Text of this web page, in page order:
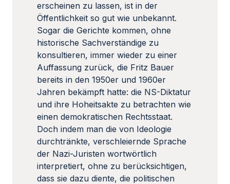
erscheinen zu lassen, ist in der
Öffentlichkeit so gut wie unbekannt.
Sogar die Gerichte kommen, ohne
historische Sachverständige zu
konsultieren, immer wieder zu einer
Auffassung zurück, die Fritz Bauer
bereits in den 1950er und 1960er
Jahren bekämpft hatte: die NS-Diktatur
und ihre Hoheitsakte zu betrachten wie
einen demokratischen Rechtsstaat.
Doch indem man die von Ideologie
durchtränkte, verschleiernde Sprache
der Nazi-Juristen wortwörtlich
interpretiert, ohne zu berücksichtigen,
dass sie dazu diente, die politischen